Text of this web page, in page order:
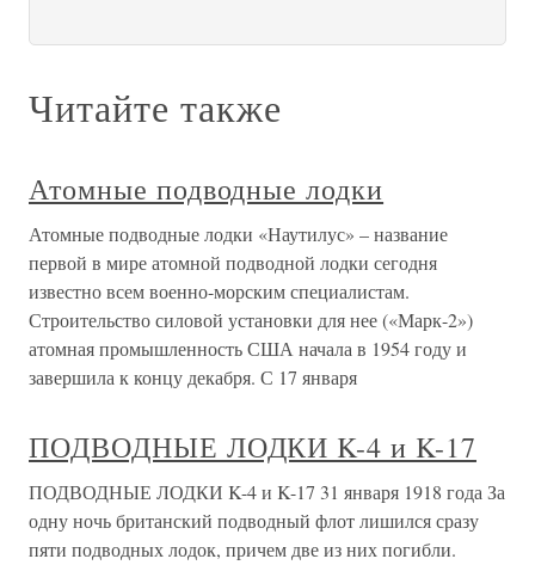
Читайте также
Атомные подводные лодки
Атомные подводные лодки «Наутилус» – название
первой в мире атомной подводной лодки сегодня
известно всем военно-морским специалистам.
Строительство силовой установки для нее («Марк-2»)
атомная промышленность США начала в 1954 году и
завершила к концу декабря. С 17 января
ПОДВОДНЫЕ ЛОДКИ K-4 и K-17
ПОДВОДНЫЕ ЛОДКИ K-4 и K-17 31 января 1918 года За
одну ночь британский подводный флот лишился сразу
пяти подводных лодок, причем две из них погибли.